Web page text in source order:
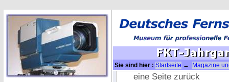
Sie sind hier : Startseite →
Magazine
Jahrgang 1978 -ok
eine Seite zurück